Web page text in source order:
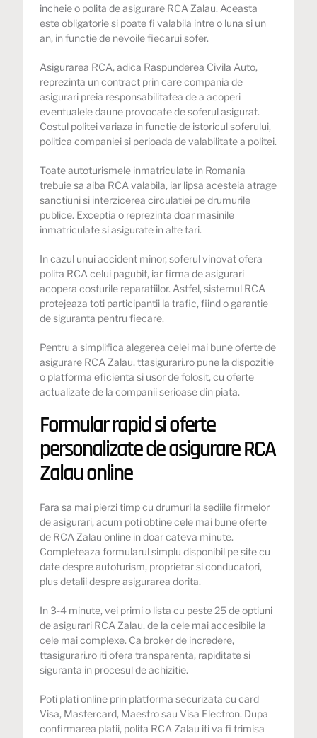
incheie o polita de asigurare RCA Zalau. Aceasta
este obligatorie si poate fi valabila intre o luna si un
an, in functie de nevoile fiecarui sofer.
Asigurarea RCA, adica Raspunderea Civila Auto,
reprezinta un contract prin care compania de
asigurari preia responsabilitatea de a acoperi
eventualele daune provocate de soferul asigurat.
Costul politei variaza in functie de istoricul soferului,
politica companiei si perioada de valabilitate a politei.
Toate autoturismele inmatriculate in Romania
trebuie sa aiba RCA valabila, iar lipsa acesteia atrage
sanctiuni si interzicerea circulatiei pe drumurile
publice. Exceptia o reprezinta doar masinile
inmatriculate si asigurate in alte tari.
In cazul unui accident minor, soferul vinovat ofera
polita RCA celui pagubit, iar firma de asigurari
acopera costurile reparatiilor. Astfel, sistemul RCA
protejeaza toti participantii la trafic, fiind o garantie
de siguranta pentru fiecare.
Pentru a simplifica alegerea celei mai bune oferte de
asigurare RCA Zalau, ttasigurari.ro pune la dispozitie
o platforma eficienta si usor de folosit, cu oferte
actualizate de la companii serioase din piata.
Formular rapid si oferte
personalizate de asigurare RCA
Zalau online
Fara sa mai pierzi timp cu drumuri la sediile firmelor
de asigurari, acum poti obtine cele mai bune oferte
de RCA Zalau online in doar cateva minute.
Completeaza formularul simplu disponibil pe site cu
date despre autoturism, proprietar si conducatori,
plus detalii despre asigurarea dorita.
In 3-4 minute, vei primi o lista cu peste 25 de optiuni
de asigurari RCA Zalau, de la cele mai accesibile la
cele mai complexe. Ca broker de incredere,
ttasigurari.ro iti ofera transparenta, rapiditate si
siguranta in procesul de achizitie.
Poti plati online prin platforma securizata cu card
Visa, Mastercard, Maestro sau Visa Electron. Dupa
confirmarea platii, polita RCA Zalau iti va fi trimisa